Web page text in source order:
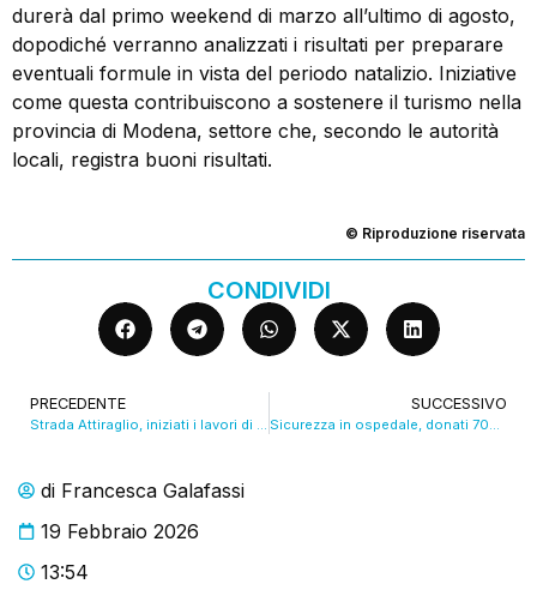
di Francesca Galafassi
19 Febbraio 2026
13:54
durerà dal primo weekend di marzo all’ultimo di agosto,
dopodiché verranno analizzati i risultati per preparare
eventuali formule in vista del periodo natalizio. Iniziative
come questa contribuiscono a sostenere il turismo nella
provincia di Modena, settore che, secondo le autorità
locali, registra buoni risultati.
© Riproduzione riservata
CONDIVIDI
PRECEDENTE
Strada Attiraglio, iniziati i lavori di pulizia dei rifiuti abbandonati. VIDEO
SUCCESSIVO
Sicurezza in ospedale, donati 700 dispositivi anti-aggressione. VIDEO